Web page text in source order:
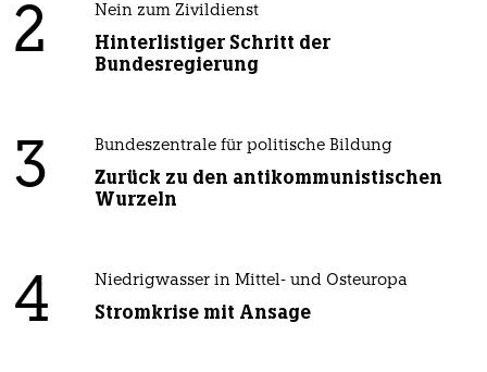
2 Nein zum Zivildienst
Hinterlistiger Schritt der
Bundesregierung
3 Bundeszentrale für politische Bildung
Zurück zu den antikommunistischen
Wurzeln
4 Niedrigwasser in Mittel- und Osteuropa
Stromkrise mit Ansage